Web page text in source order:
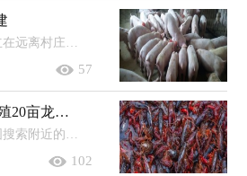
小规模养猪猪舍应该建立在远离村庄和畜产品加工厂，来往行人少，住房的下风或偏风方向，地势高燥，无污染，有可取的活水源处。一般猪舍后墙...
57
龙虾苗在哪里买呢 养殖20亩龙虾可赚多少
购买途径：通过百度地图搜索附近的龙虾养殖基地进行购买，或者是上网查询大型龙虾养殖基地，然后联系购买，或者是前往海鲜市场咨询。挑选...
102